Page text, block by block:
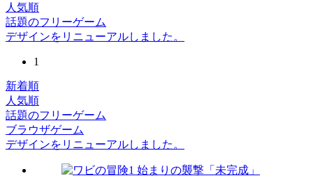
人気順
話題のフリーゲーム
デザインをリニューアルしました。
1
新着順
人気順
話題のフリーゲーム
ブラウザゲーム
デザインをリニューアルしました。